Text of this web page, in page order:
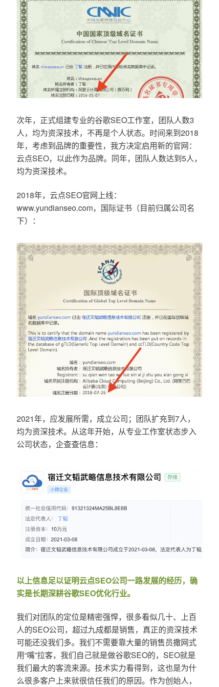
次年，正式组建专业的谷歌SEO工作室，团队人数3
人，均为资深技术，不再是个人状态。时间来到2018
年，考虑到品牌的重要性，我方决定启用新的官网：
云点SEO，以此作为品牌。同年，团队人数达到5人，
均为资深技术。
2018年，云点SEO官网上线：
www.yundianseo.com，国际证书（目前归属公司名
下）：
2021年，应发展所需，成立公司；团队扩充到7人，
均为资深技术。从这年开始，从专业工作室状态步入
公司状态，企查查信息：
以上信息足以证明云点SEO公司一路发展的经历，确
实是长期深耕谷歌SEO优化行业。
我们对团队的定位是精密强悍，很多看似几十、上百
人的SEO公司，超过九成都是销售，真正的资深技术
可能还没我们多。我们不需要靠大量的销售员撒网式
用“嘴”拉客，我们自己就是做谷歌SEO的，SEO就是
我们最大的客流来源。技术实力看得到，这也是为什
么很多客户上来就很信任我们的原因。作为创始人，